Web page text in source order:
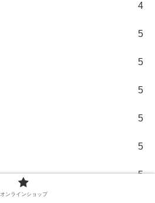
4
5
5
5
5
5
5
オンラインショップ